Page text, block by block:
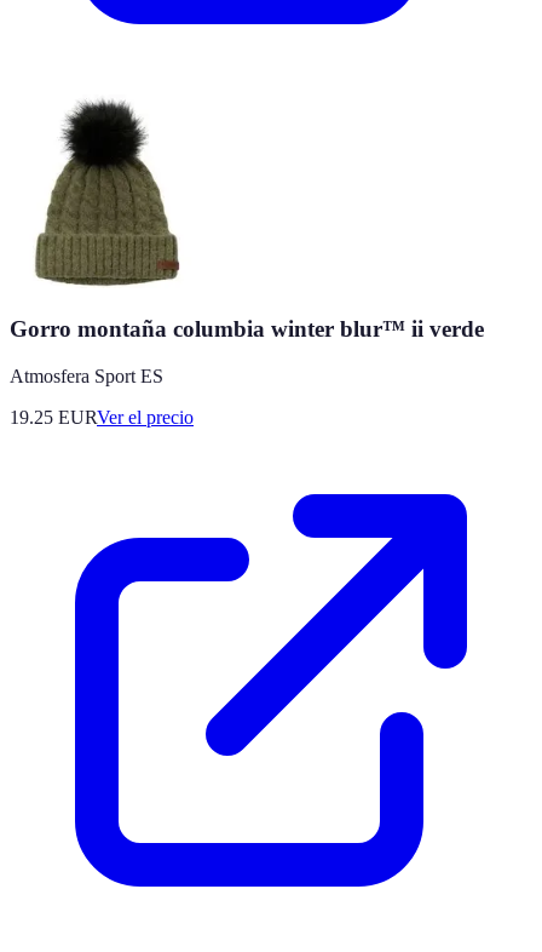
Gorro montaña columbia winter blur™ ii verde
Atmosfera Sport ES
19.25 EURVer el precio